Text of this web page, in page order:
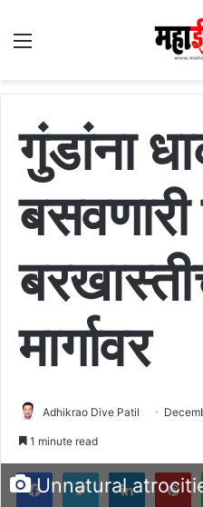
Menu
गुंडांना
मार्गावर
Adhikrao Dive Patil
1 minute read
Facebook
Twitter
Unnatural